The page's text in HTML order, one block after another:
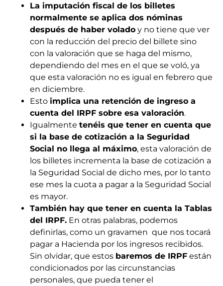
La imputación fiscal de los billetes
normalmente se aplica dos nóminas
después de haber volado y no tiene que ver
con la reducción del precio del billete sino
con la valoración que se haga del mismo,
dependiendo del mes en el que se voló, ya
que esta valoración no es igual en febrero que
en diciembre.
Esto implica una retención de ingreso a
cuenta del IRPF sobre esa valoración.
Igualmente tenéis que tener en cuenta que
si la base de cotización a la Seguridad
Social no llega al máximo, esta valoración de
los billetes incrementa la base de cotización a
la Seguridad Social de dicho mes, por lo tanto
ese mes la cuota a pagar a la Seguridad Social
es mayor.
También hay que tener en cuenta la Tablas
del IRPF. En otras palabras, podemos
definirlas, como un gravamen que nos tocará
pagar a Hacienda por los ingresos recibidos.
Sin olvidar, que estos baremos de IRPF están
condicionados por las circunstancias
personales, que pueda tener el